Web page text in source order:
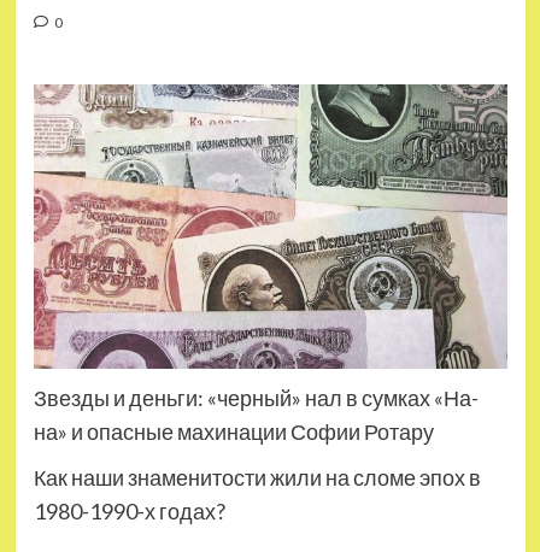
0
Звезды и деньги: «черный» нал в сумках «На-
на» и опасные махинации Софии Ротару
Как наши знаменитости жили на сломе эпох в
1980-1990-х годах?